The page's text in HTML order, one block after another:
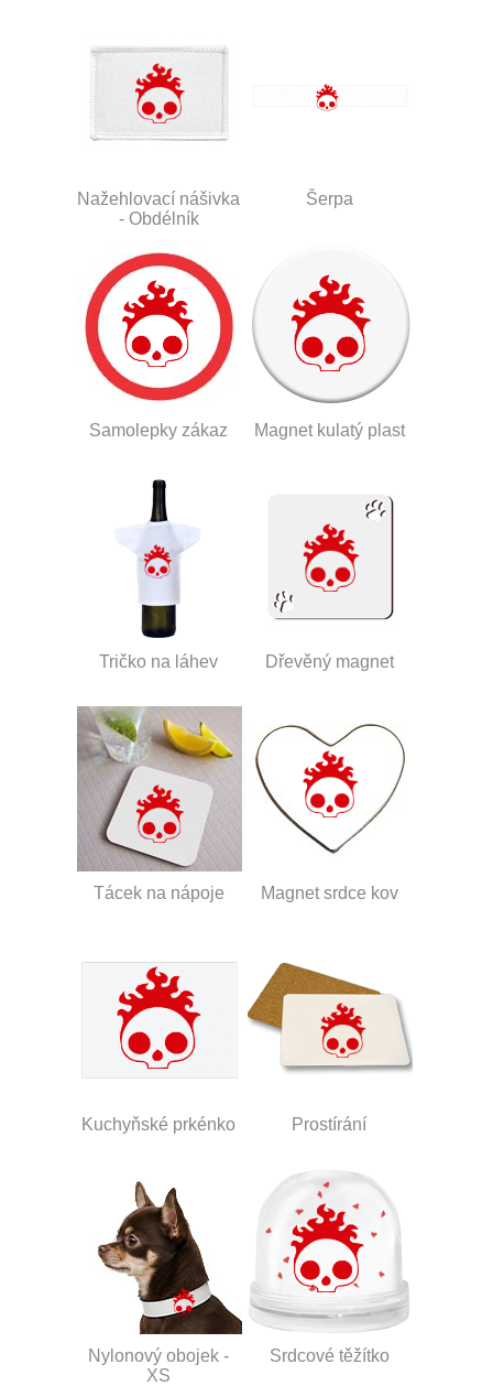
Nažehlovací nášivka
- Obdélník
Šerpa
Samolepky zákaz Magnet kulatý plast
Tričko na láhev Dřevěný magnet
Tácek na nápoje Magnet srdce kov
Kuchyňské prkénko Prostírání
Nylonový obojek -
XS
Srdcové těžítko